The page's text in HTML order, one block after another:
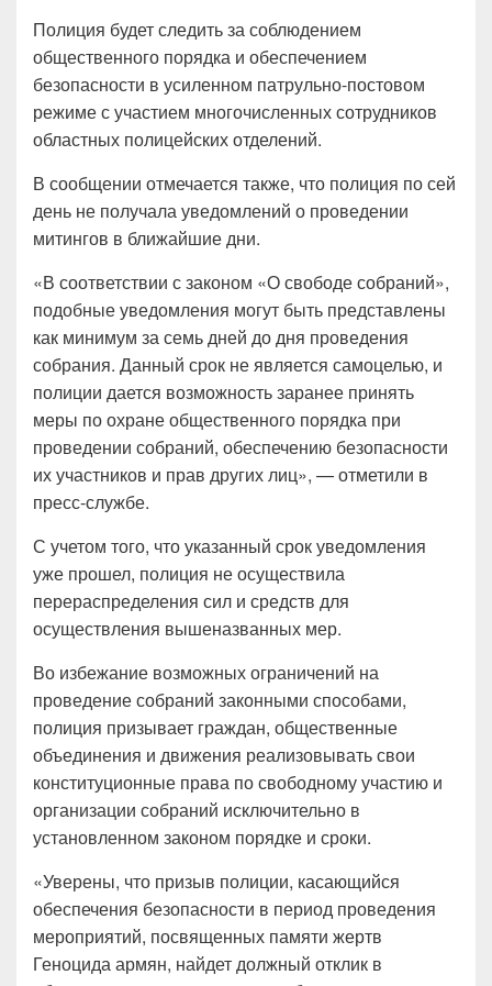
Полиция будет следить за соблюдением
общественного порядка и обеспечением
безопасности в усиленном патрульно-постовом
режиме с участием многочисленных сотрудников
областных полицейских отделений.
В сообщении отмечается также, что полиция по сей
день не получала уведомлений о проведении
митингов в ближайшие дни.
«В соответствии с законом «О свободе собраний»,
подобные уведомления могут быть представлены
как минимум за семь дней до дня проведения
собрания. Данный срок не является самоцелью, и
полиции дается возможность заранее принять
меры по охране общественного порядка при
проведении собраний, обеспечению безопасности
их участников и прав других лиц», — отметили в
пресс-службе.
С учетом того, что указанный срок уведомления
уже прошел, полиция не осуществила
перераспределения сил и средств для
осуществления вышеназванных мер.
Во избежание возможных ограничений на
проведение собраний законными способами,
полиция призывает граждан, общественные
объединения и движения реализовывать свои
конституционные права по свободному участию и
организации собраний исключительно в
установленном законом порядке и сроки.
«Уверены, что призыв полиции, касающийся
обеспечения безопасности в период проведения
мероприятий, посвященных памяти жертв
Геноцида армян, найдет должный отклик в